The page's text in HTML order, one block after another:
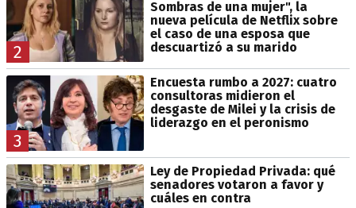
2
Sombras de una mujer", la
nueva película de Netflix sobre
el caso de una esposa que
descuartizó a su marido
3
Encuesta rumbo a 2027: cuatro
consultoras midieron el
desgaste de Milei y la crisis de
liderazgo en el peronismo
Ley de Propiedad Privada: qué
senadores votaron a favor y
cuáles en contra